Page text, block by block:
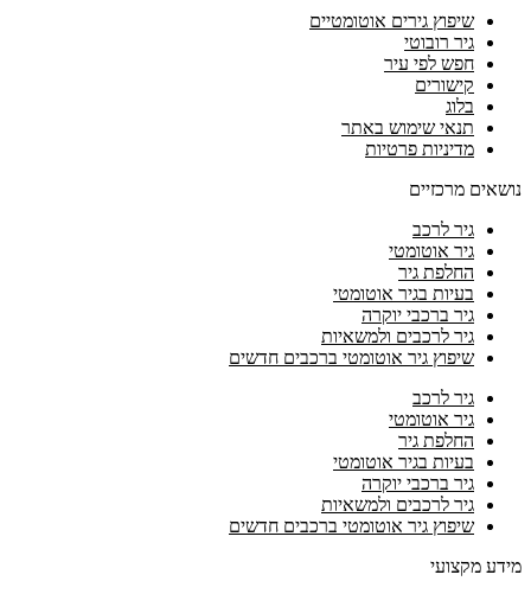
שיפוץ גירים אוטומטיים
גיר רובוטי
חפש לפי עיר
קישורים
בלוג
תנאי שימוש באתר
מדיניות פרטיות
נושאים מרכזיים
גיר לרכב
גיר אוטומטי
החלפת גיר
בעיות בגיר אוטומטי
גיר ברכבי יוקרה
גיר לרכבים ולמשאיות
שיפוץ גיר אוטומטי ברכבים חדשים
גיר לרכב
גיר אוטומטי
החלפת גיר
בעיות בגיר אוטומטי
גיר ברכבי יוקרה
גיר לרכבים ולמשאיות
שיפוץ גיר אוטומטי ברכבים חדשים
מידע מקצועי